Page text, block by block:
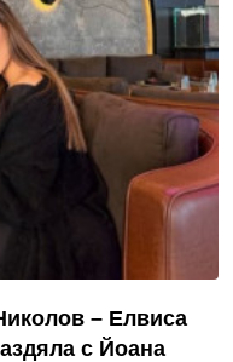
– Елвиса
с Йоана